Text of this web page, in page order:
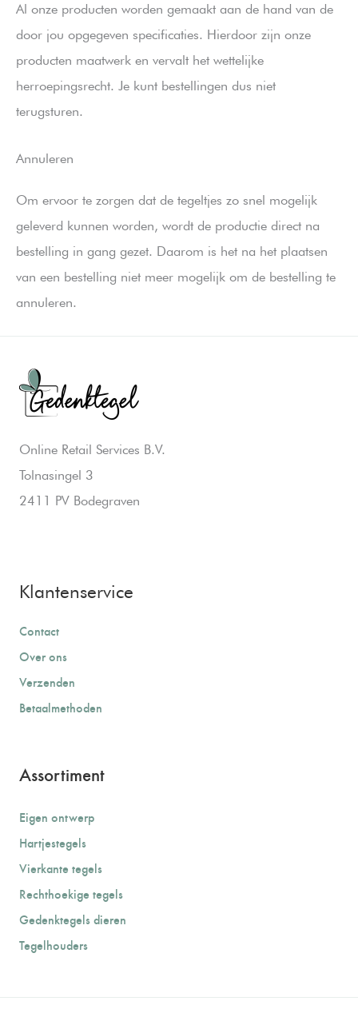
Al onze producten worden gemaakt aan de hand van de
door jou opgegeven specificaties. Hierdoor zijn onze
producten maatwerk en vervalt het wettelijke
herroepingsrecht. Je kunt bestellingen dus niet
terugsturen.
Annuleren
Om ervoor te zorgen dat de tegeltjes zo snel mogelijk
geleverd kunnen worden, wordt de productie direct na
bestelling in gang gezet. Daarom is het na het plaatsen
van een bestelling niet meer mogelijk om de bestelling te
annuleren.
Online Retail Services B.V.
Tolnasingel 3
2411 PV Bodegraven
Klantenservice
Contact
Over ons
Verzenden
Betaalmethoden
Assortiment
Eigen ontwerp
Hartjestegels
Vierkante tegels
Rechthoekige tegels
Gedenktegels dieren
Tegelhouders